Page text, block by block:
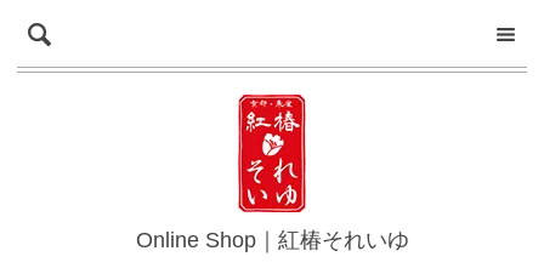
Online Shop｜紅椿それいゆ